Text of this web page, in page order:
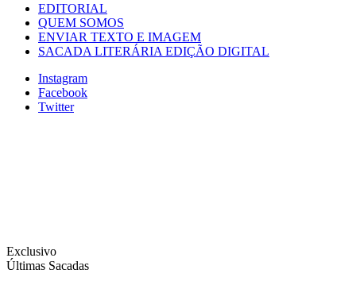
EDITORIAL
QUEM SOMOS
ENVIAR TEXTO E IMAGEM
SACADA LITERÁRIA EDIÇÃO DIGITAL
Instagram
Facebook
Twitter
Exclusivo
Últimas Sacadas